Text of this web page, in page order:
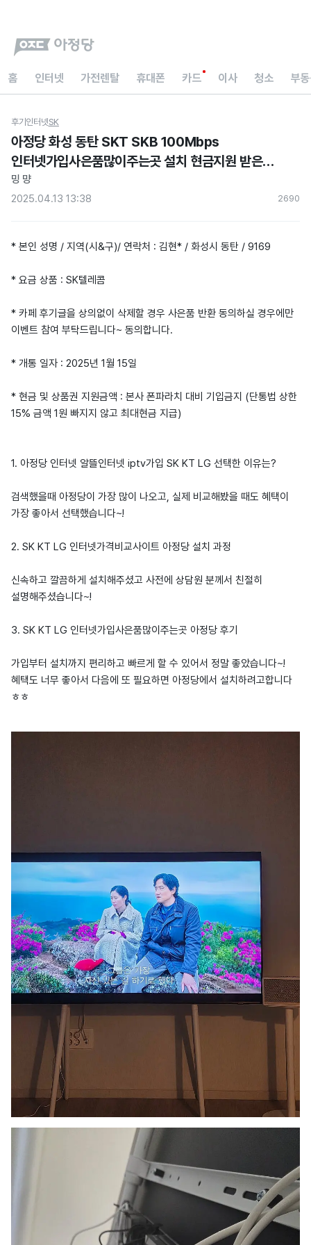
홈 인터넷 가전렌탈 휴대폰 카드 이사 청소 부
후기 인터넷SK
아정당 화성 동탄 SKT SKB 100Mbps
인터넷가입사은품많이주는곳 설치 현금지원 받은
후기
밍 먕
2025.04.13 13:38
2690
* 본인 성명 / 지역(시&구)/ 연락처 : 김현* / 화성시 동탄 / 9169
* 요금 상품 : SK텔레콤
* 카페 후기글을 상의없이 삭제할 경우 사은품 반환 동의하실 경우에만
이벤트 참여 부탁드립니다~ 동의합니다.
* 개통 일자 : 2025년 1월 15일
* 현금 및 상품권 지원금액 : 본사 폰파라치 대비 기입금지 (단통법 상한
15% 금액 1원 빠지지 않고 최대현금 지급)
1. 아정당 인터넷 알뜰인터넷 iptv가입 SK KT LG 선택한 이유는?
검색했을때 아정당이 가장 많이 나오고, 실제 비교해봤을 때도 혜택이
가장 좋아서 선택했습니다~!
2. SK KT LG 인터넷가격비교사이트 아정당 설치 과정
신속하고 깔끔하게 설치해주셨고 사전에 상담원 분께서 친절히
설명해주셨습니다~!
3. SK KT LG 인터넷가입사은품많이주는곳 아정당 후기
가입부터 설치까지 편리하고 빠르게 할 수 있어서 정말 좋았습니다~!
혜택도 너무 좋아서 다음에 또 필요하면 아정당에서 설치하려고합니다
ㅎㅎ